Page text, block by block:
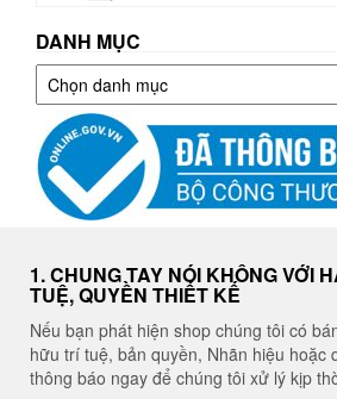
DANH MỤC
Danh
mục
1. CHUNG TAY NÓI KHÔNG VỚI
TUỆ, QUYỀN THIẾT KẾ
Nếu bạn phát hiện shop chúng tôi có
hữu trí tuệ, bản quyền, Nhãn hiệu hoặc
thông báo ngay để chúng tôi xử lý kịp